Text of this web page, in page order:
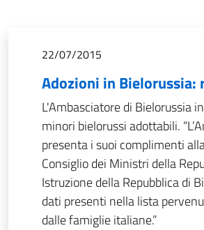
22/07/2015
Adozioni in Bielorussia:
L'Ambasciatore di Bielorussia
minori bielorussi adottabili.
presenta i suoi complimenti
Consiglio dei Ministri della
Istruzione della Repubblica di
dati presenti nella lista
dalle famiglie italiane.”